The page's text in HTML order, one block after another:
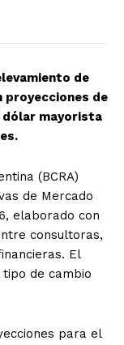
de
proyecciones de
mayorista
(BCRA)
de Mercado
elaborado con
consultoras,
El
de cambio
para el